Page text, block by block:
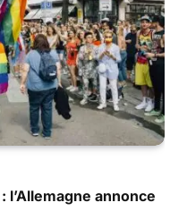
l’Allemagne annonce